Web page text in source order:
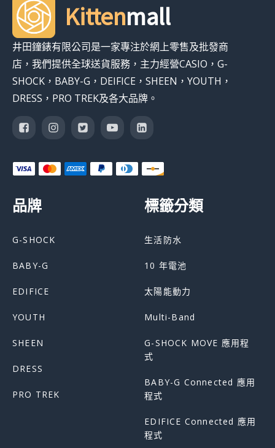
Kittenmall
井田鐘錶有限公司是一家專注於網上零售及批發商
店，我們提供全球送貨服務，主力經營CASIO，G-
SHOCK，BABY-G，DEIFICE，SHEEN，YOUTH，
DRESS，PRO TREK及各大品牌。
品牌
G-SHOCK
BABY-G
EDIFICE
YOUTH
SHEEN
DRESS
PRO TREK
標籤分類
生活防水
10 年電池
太陽能動力
Multi-Band
G-SHOCK MOVE 應用程
式
BABY-G Connected 應用
程式
EDIFICE Connected 應用
程式